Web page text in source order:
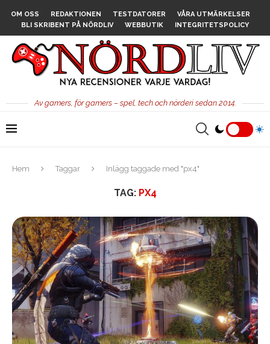
OM OSS REDAKTIONEN TESTDATORER
VÅRA UTMÄRKELSER
BLI SKRIBENT PÅ NÖRDLIV
WEBBUTIK INTEGRITETSPOLICY
Av gamers, för gamers – spel, tech och nörderi sedan 2014.
Hem Taggar Inlägg taggade med "px4"
TAG: PX4